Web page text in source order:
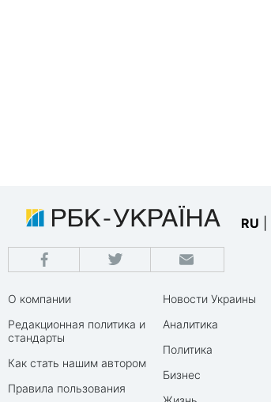
RU
О компании
Редакционная политика и
стандарты
Как стать нашим автором
Правила пользования
Новости Украины
Аналитика
Политика
Бизнес